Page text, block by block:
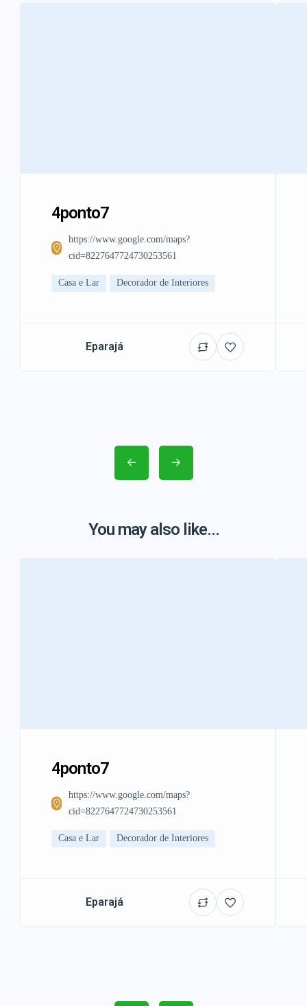
4ponto7
https://www.google.com/maps?
cid=8227647724730253561
Casa e Lar Decorador de Interiores
Eparajá
You may also like...
4ponto7
https://www.google.com/maps?
cid=8227647724730253561
Casa e Lar Decorador de Interiores
Eparajá